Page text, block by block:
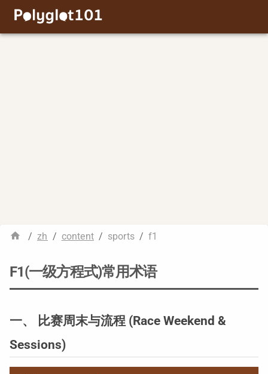
/ zh / content / sports / f1
F1(一级方程式)常用术语
一、 比赛周末与流程 (Race Weekend &
Sessions)